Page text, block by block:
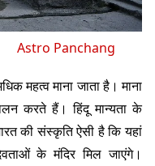
Astro Panchang
महत्व माना जाता है। माना
करते हैं। हिंदू मान्यता के
की संस्कृति ऐसी है कि यहां
के मंदिर मिल जाएंगे।